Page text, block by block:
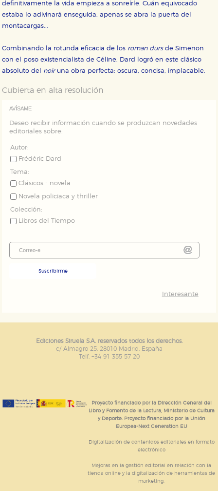
definitivamente la vida empieza a sonreírle. Cuán equivocado
estaba lo adivinará enseguida, apenas se abra la puerta del
montacargas...
Combinando la rotunda eficacia de los roman dursde Simenon
con el poso existencialista de Céline, Dard logró en este clásico
absoluto del noiruna obra perfecta: oscura, concisa, implacable.
Cubierta en alta resolución
AVÍSAME
Deseo recibir información cuando se produzcan novedades
editoriales sobre:
Autor:
Frédéric Dard
Tema:
Clásicos - novela
Novela policiaca y thriller
Colección:
Libros del Tiempo
Suscribirme
Interesante
Ediciones Siruela S.A. reservados todos los derechos.
c/ Almagro 25. 28010 Madrid. España
Telf. +34 91 355 57 20
Proyecto financiado por la Dirección General del
Libro y Fomento de la Lectura, Ministerio de Cultura
y Deporte. Proyecto financiado por la Unión
Europea-Next Generation EU
Digitalización de contenidos editoriales en formato
electrónico
Mejoras en la gestión editorial en relación con la
tienda online y la digitalización de herramientas de
marketing.
que se basan en la identificación única de su
navegador y dispositivo de internet.